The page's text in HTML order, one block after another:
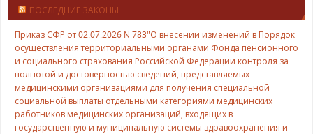
ПОСЛЕДНИЕ ЗАКОНЫ
Приказ СФР от 02.07.2026 N 783"О внесении изменений в Порядок
осуществления территориальными органами Фонда пенсионного
и социального страхования Российской Федерации контроля за
полнотой и достоверностью сведений, представляемых
медицинскими организациями для получения специальной
социальной выплаты отдельными категориями медицинских
работников медицинских организаций, входящих в
государственную и муниципальную системы здравоохранения и